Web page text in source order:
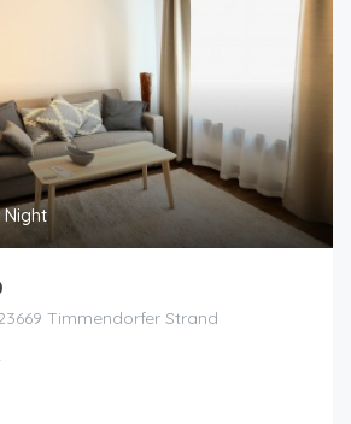
Night
Timmendorfer Strand